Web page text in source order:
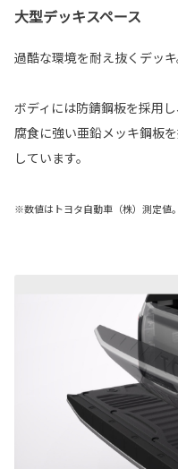
大型デッキスペース
過酷な環境を耐え抜くデッキ
ボディには防錆鋼板を採用
腐食に強い亜鉛メッキ鋼板
しています。
※数値はトヨタ自動車（株）測定